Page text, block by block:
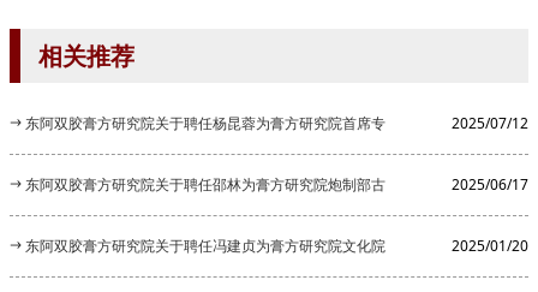
相关推荐
东阿双胶膏方研究院关于聘任杨昆蓉为膏方研究院首席专
家的公告
2025/07/12
东阿双胶膏方研究院关于聘任邵林为膏方研究院炮制部古
法炮制顾...
2025/06/17
东阿双胶膏方研究院关于聘任冯建贞为膏方研究院文化院 2025/01/20